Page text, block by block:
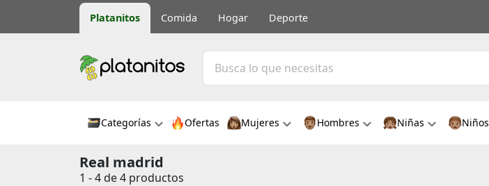
Platanitos Comida Hogar Deporte
Categorías Ofertas Mujeres Hombres Niñas Niños
Real madrid
1 - 4 de 4 productos